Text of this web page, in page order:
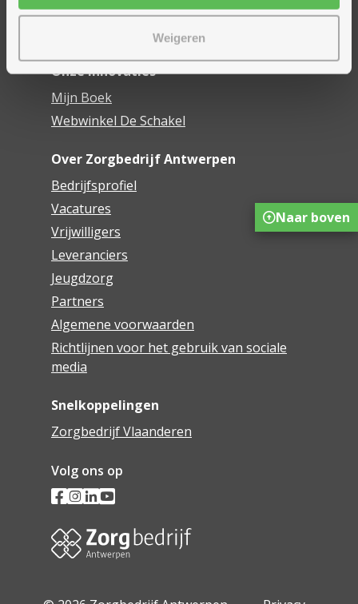
Weigeren
Financieel comfort
Onze innovaties
Mijn Boek
Webwinkel De Schakel
Over Zorgbedrijf Antwerpen
Bedrijfsprofiel
Vacatures
Vrijwilligers
Leveranciers
Jeugdzorg
Partners
Algemene voorwaarden
Richtlijnen voor het gebruik van sociale
media
Snelkoppelingen
Zorgbedrijf Vlaanderen
Volg ons op
Naar boven